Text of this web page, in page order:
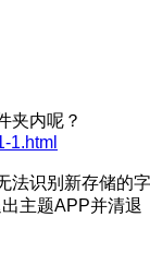
夹内呢？
1.html
法识别新存储的字
主题APP并清退